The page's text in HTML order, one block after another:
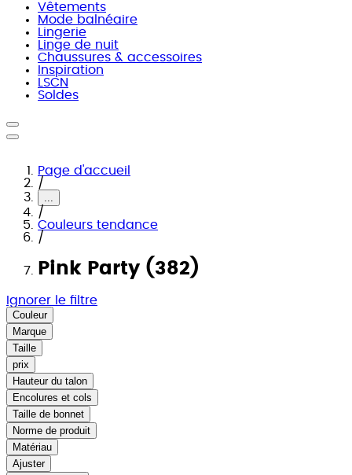
Vêtements
Mode balnéaire
Lingerie
Linge de nuit
Chaussures & accessoires
Inspiration
LSCN
Soldes
Page d'accueil
/
...
/
Couleurs tendance
/
Pink Party (382)
Ignorer le filtre
Couleur
Marque
Taille
prix
Hauteur du talon
Encolures et cols
Taille de bonnet
Norme de produit
Matériau
Ajuster